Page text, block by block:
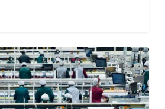
Vollzeit
oder
Teilzeit
–